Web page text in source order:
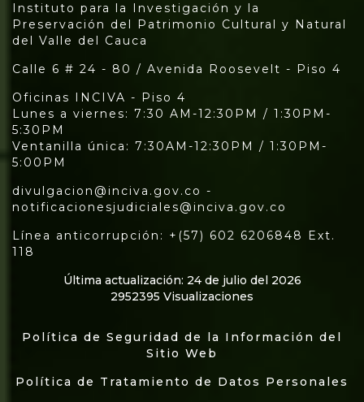
Instituto para la Investigación y la
Preservación del Patrimonio Cultural y Natural
del Valle del Cauca
Calle 6 # 24 - 80 / Avenida Roosevelt - Piso 4
Oficinas INCIVA - Piso 4
Lunes a viernes: 7:30 AM-12:30PM / 1:30PM-
5:30PM
Ventanilla única: 7:30AM-12:30PM / 1:30PM-
5:00PM
divulgacion@inciva.gov.co -
notificacionesjudiciales@inciva.gov.co
Línea anticorrupción: +(57) 602 6206848 Ext.
118
Última actualización: 24 de julio del 2026
2952395 Visualizaciones
Política de Seguridad de la Información del
Sitio Web
Política de Tratamiento de Datos Personales